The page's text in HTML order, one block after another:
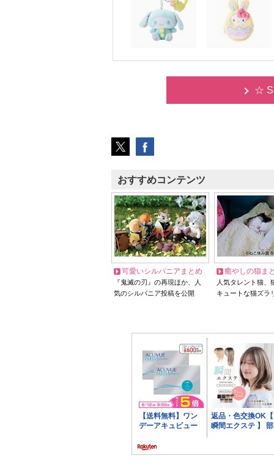
☆
おすすめコンテンツ
可愛いシルバニアまとめ
『鬼滅の刃』の再現ほか、人
気のシルバニア投稿を公開
癒やしの猫ま
人気タレント猫
キュートな猫ズラ